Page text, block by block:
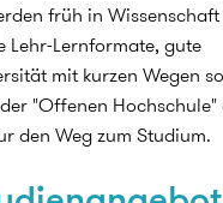
früh in
Lehr-Lernformate, gute
mit kurzen Wegen
"Offenen Hochschule"
den Weg zum Studium.